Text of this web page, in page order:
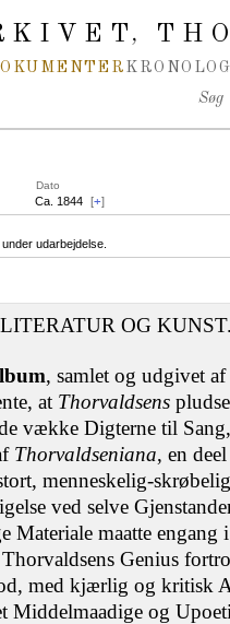
,
Søg
Dato
Ca. 1844 [+]
udarbejdelse.
OG
, samlet og udgivet
at Thorvaldsens
vække Digterne til
Thorvaldseniana, en
menneskelig-
ved selve
Materiale maatte
Genius
med kjærlig og kritisk
Middelmaadige og